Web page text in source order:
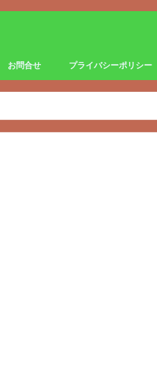
お問合せ プライバシーポリシー